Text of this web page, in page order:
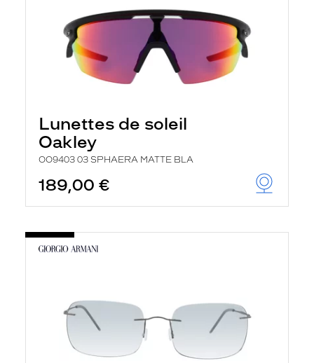
Lunettes de soleil
Oakley
OO9403 03 SPHAERA MATTE BLA
189,00 €